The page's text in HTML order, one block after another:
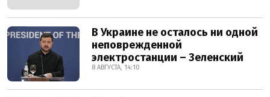
В Украине не осталось ни одной
неповрежденной
электростанции – Зеленский
8 АВГУСТА, 14:10